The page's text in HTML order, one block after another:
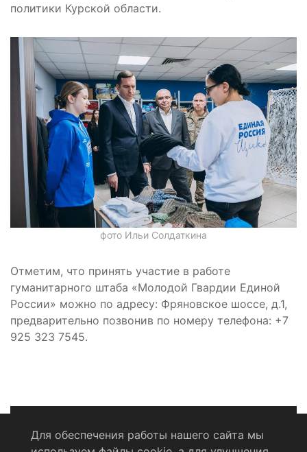
политики Курской области.
фото Ильи Солдаткина
Отметим, что принять участие в работе
гуманитарного штаба «Молодой Гвардии Единой
России» можно по адресу: Фряновское шоссе, д.1,
предварительно позвонив по номеру телефона: +7
925 323 7545.
Для обеспечения работы нашего сайта мы